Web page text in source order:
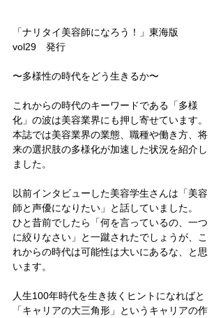
「ナリタイ美容師になろう！」東海版
vol29　発行
〜多様性の時代をどう生きるか〜
これからの時代のキーワードである「多様
化」の波は美容業界にも押し寄せています。
本誌では美容業界の業態、職種や働き方、将
来の選択肢の多様化が加速した状況を紹介し
ました。
以前インタビューした美容学生さんは「美容
師と声優になりたい」と話していました。
ひと昔前でしたら「何を言っているの、一つ
に絞りなさい」と一蹴されたでしょうが、こ
れからの時代は可能性は大いにあるな、と思
います。
人生100年時代を生き抜くヒントになればと
「キャリアの大三角形」というキャリアの作